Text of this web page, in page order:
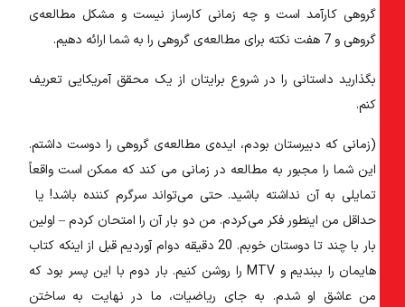
۱۴) نکته‌ی شماره ۷) : از تکنیک فاینمن با پرسش و پاسخ مخاطبان استفاده
کنید.
گروهی کارآمد است و چه زمانی کارساز نیست و مشکل مطالعه‌ی
گروهی و 7 هفت نکته‌ برای مطالعه‌ی گروهی را به شما ارائه دهیم.
بگذارید داستانی را در شروع برایتان از یک محقق آمریکایی تعریف
(زمانی که دبیرستان بودم، ایده‌ی مطالعه‌ی گروهی را دوست داشتم.
این شما را مجبور به مطالعه در زمانی می کند که ممکن است واقعاً
تمایلی به آن نداشته باشید. حتی می‌تواند سرگرم کننده باشد! یا
حداقل من اینطور فکر می‌کردم. من دو بار آن را امتحان کردم – اولین
بار با چند تا دوستان خوبم. 20 دقیقه دوام آوردیم قبل از اینکه کتاب
هایمان را ببندیم و MTV را روشن کنیم. بار دوم با این پسر بود که
من عاشق او شدم. به جای ریاضیات، ما در نهایت به ساختن